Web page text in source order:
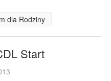
dla Rodziny
Start